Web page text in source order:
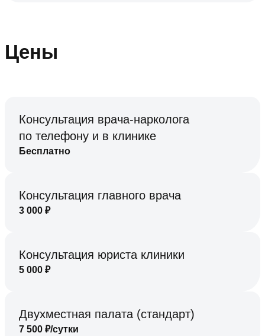
Цены
Консультация врача-нарколога
по телефону и в клинике
Бесплатно
Консультация главного врача
3 000 ₽
Консультация юриста клиники
5 000 ₽
Двухместная палата (стандарт)
7 500 ₽/сутки